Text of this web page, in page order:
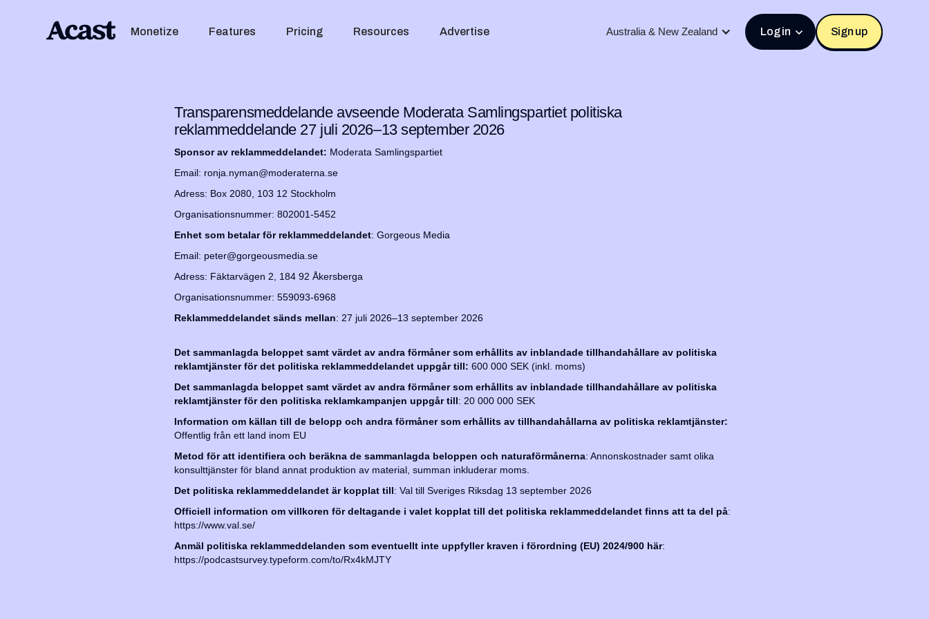
Monetize Features Pricing Resources Advertise Australia & New Zealand Log in Sign up
Transparensmeddelande avseende Moderata Samlingspartiet politiska
reklammeddelande 27 juli 2026–13 september 2026
Sponsor av reklammeddelandet: Moderata Samlingspartiet
Email: ronja.nyman@moderaterna.se
Adress: Box 2080, 103 12 Stockholm
Organisationsnummer: 802001-5452
Enhet som betalar för reklammeddelandet: Gorgeous Media
Email: peter@gorgeousmedia.se
Adress: Fäktarvägen 2, 184 92 Åkersberga
Organisationsnummer: 559093-6968
Reklammeddelandet sänds mellan: 27 juli 2026–13 september 2026
Det sammanlagda beloppet samt värdet av andra förmåner som erhållits av inblandade tillhandahållare av politiska
reklamtjänster för det politiska reklammeddelandet uppgår till: 600 000 SEK (inkl. moms)
Det sammanlagda beloppet samt värdet av andra förmåner som erhållits av inblandade tillhandahållare av politiska
reklamtjänster för den politiska reklamkampanjen uppgår till: 20 000 000 SEK
Information om källan till de belopp och andra förmåner som erhållits av tillhandahållarna av politiska reklamtjänster:
Offentlig från ett land inom EU
Metod för att identifiera och beräkna de sammanlagda beloppen och naturaförmånerna: Annonskostnader samt olika
konsulttjänster för bland annat produktion av material, summan inkluderar moms.
Det politiska reklammeddelandet är kopplat till: Val till Sveriges Riksdag 13 september 2026
Officiell information om villkoren för deltagande i valet kopplat till det politiska reklammeddelandet finns att ta del på:
https://www.val.se/
Anmäl politiska reklammeddelanden som eventuellt inte uppfyller kraven i förordning (EU) 2024/900 här:
https://podcastsurvey.typeform.com/to/Rx4kMJTY